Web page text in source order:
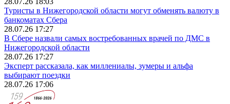
Туристы в Нижегородской области могут обменять валюту в
банкоматах Сбера
28.07.26 17:27
В Сбере назвали самых востребованных врачей по ДМС в
Нижегородской области
28.07.26 17:27
Эксперт рассказала, как миллениалы, зумеры и альфа
выбирают поездки
28.07.26 17:06